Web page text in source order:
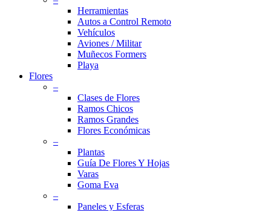
Herramientas
Autos a Control Remoto
Vehículos
Aviones / Militar
Muñecos Formers
Playa
Flores
–
Clases de Flores
Ramos Chicos
Ramos Grandes
Flores Económicas
–
Plantas
Guía De Flores Y Hojas
Varas
Goma Eva
–
Paneles y Esferas